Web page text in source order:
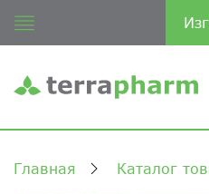
Главная Каталог